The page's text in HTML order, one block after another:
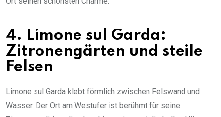
4. Limone sul Garda:
Zitronengärten und steile
Felsen
Limone sul Garda klebt förmlich zwischen Felswand und
Wasser. Der Ort am Westufer ist berühmt für seine